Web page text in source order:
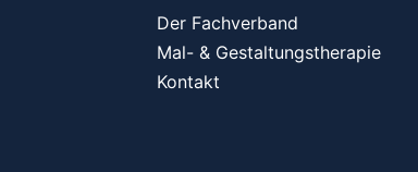
Der Fachverband
Mal- & Gestaltungstherapie
Kontakt